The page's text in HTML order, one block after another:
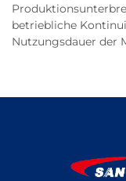
betriebliche
Nutzungsdauer der